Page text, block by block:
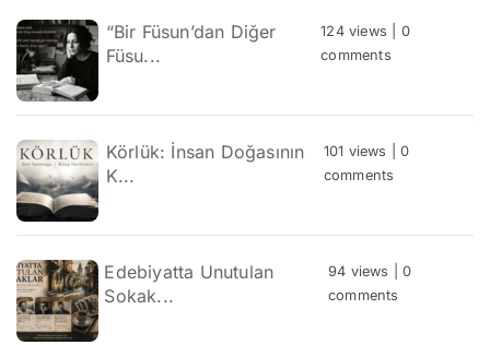
“Bir Füsun’dan Diğer
Füsu...
124 views
0
comments
Körlük: İnsan Doğasının
K...
101 views |0
comments
Edebiyatta Unutulan
Sokak...
94 views |0
comments